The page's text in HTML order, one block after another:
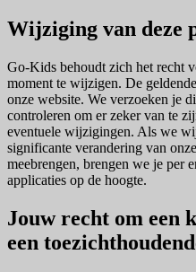
Wijziging van deze
Go-Kids behoudt zich het recht
moment te wijzigen. De
onze website. We verzoeken je
controleren om er zeker van te
eventuele wijzigingen. Als we
significante verandering van
meebrengen, brengen we je per
applicaties op de hoogte.
Jouw recht om een
een